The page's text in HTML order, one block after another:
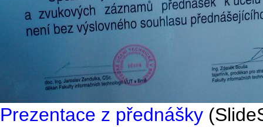
Prezentace z přednášky